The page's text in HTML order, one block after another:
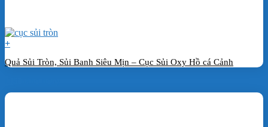
+
Quả Sủi Tròn, Sủi Banh Siêu Mịn – Cục Sủi Oxy Hồ cá Cảnh